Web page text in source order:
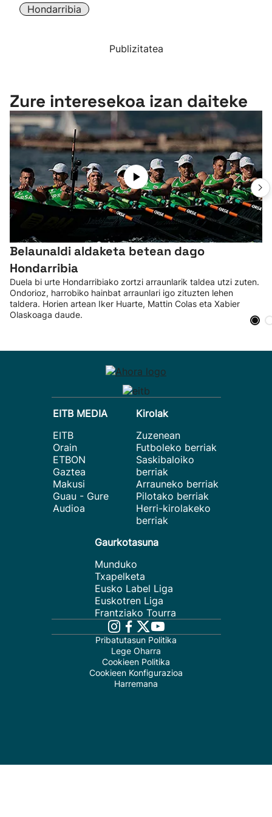
Hondarribia
Publizitatea
Zure interesekoa izan daiteke
Belaunaldi aldaketa betean dago
Hondarribia
Duela bi urte Hondarribiako zortzi arraunlarik taldea utzi zuten.
Ondorioz, harrobiko hainbat arraunlari igo zituzten lehen
taldera. Horien artean Iker Huarte, Mattin Colas eta Xabier
Olaskoaga daude.
EITB MEDIA
EITB
Orain
ETBON
Gaztea
Makusi
Guau - Gure
Audioa
Kirolak
Zuzenean
Futboleko berriak
Saskibaloiko
berriak
Arrauneko berriak
Pilotako berriak
Herri-kirolakeko
berriak
Gaurkotasuna
Munduko
Txapelketa
Eusko Label Liga
Euskotren Liga
Frantziako Tourra
Pribatutasun Politika
Lege Oharra
Cookieen Politika
Cookieen Konfigurazioa
Harremana